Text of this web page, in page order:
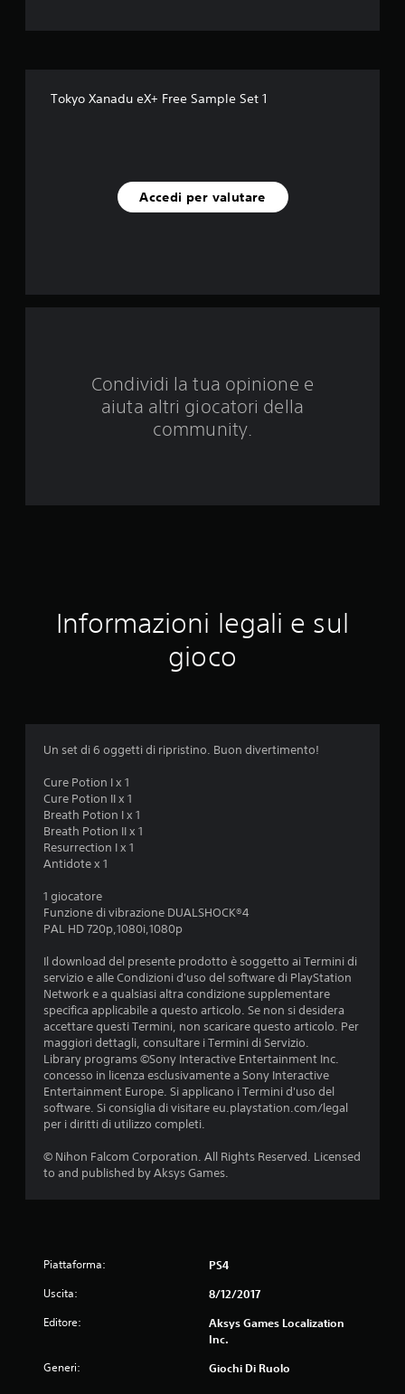
e
s
e
t
i
Tokyo Xanadu eX+ Free Sample Set 1
Accedi per valutare
Condividi la tua opinione e
aiuta altri giocatori della
community.
Informazioni legali e sul
gioco
Un set di 6 oggetti di ripristino. Buon divertimento!
Cure Potion I x 1
Cure Potion II x 1
Breath Potion I x 1
Breath Potion II x 1
Resurrection I x 1
Antidote x 1
1 giocatore
Funzione di vibrazione DUALSHOCK®4
PAL HD 720p,1080i,1080p
Il download del presente prodotto è soggetto ai Termini di
servizio e alle Condizioni d'uso del software di PlayStation
Network e a qualsiasi altra condizione supplementare
specifica applicabile a questo articolo. Se non si desidera
accettare questi Termini, non scaricare questo articolo. Per
maggiori dettagli, consultare i Termini di Servizio.
Library programs ©Sony Interactive Entertainment Inc.
concesso in licenza esclusivamente a Sony Interactive
Entertainment Europe. Si applicano i Termini d'uso del
software. Si consiglia di visitare eu.playstation.com/legal
per i diritti di utilizzo completi.
© Nihon Falcom Corporation. All Rights Reserved. Licensed
to and published by Aksys Games.
Piattaforma: PS4
Uscita: 8/12/2017
Editore:
Aksys Games Localization
Inc.
Generi: Giochi Di Ruolo